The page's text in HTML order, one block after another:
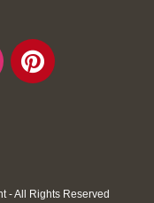
- All Rights Reserved